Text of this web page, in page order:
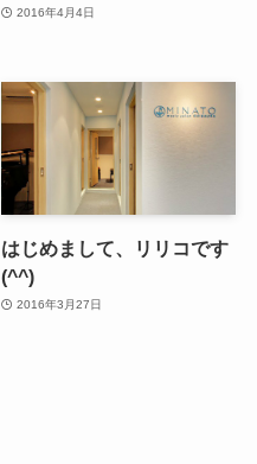
2016年4月4日
はじめまして、リリコです
(^^)
2016年3月27日